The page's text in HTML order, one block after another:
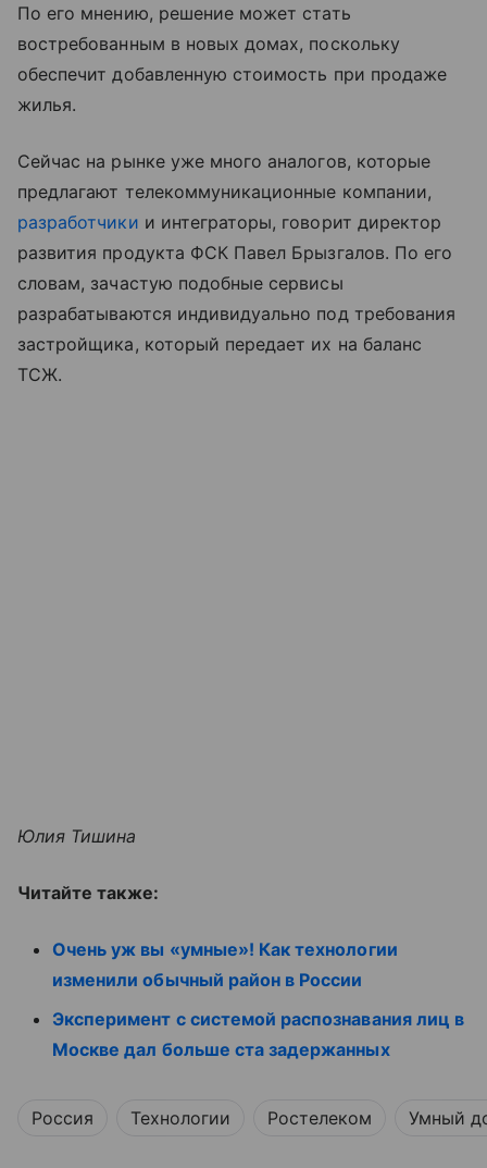
По его мнению, решение может стать
востребованным в новых домах, поскольку
обеспечит добавленную стоимость при продаже
жилья.
Сейчас на рынке уже много аналогов, которые
предлагают телекоммуникационные компании,
разработчики и интеграторы, говорит директор
развития продукта ФСК Павел Брызгалов. По его
словам, зачастую подобные сервисы
разрабатываются индивидуально под требования
застройщика, который передает их на баланс
ТСЖ.
Юлия Тишина
Читайте также:
Очень уж вы «умные»! Как технологии
изменили обычный район в России
Эксперимент с системой распознавания лиц в
Москве дал больше ста задержанных
Россия Технологии Ростелеком Умный